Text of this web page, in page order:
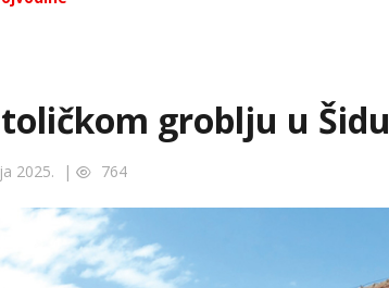
groblju u Šidu
2025. | 764